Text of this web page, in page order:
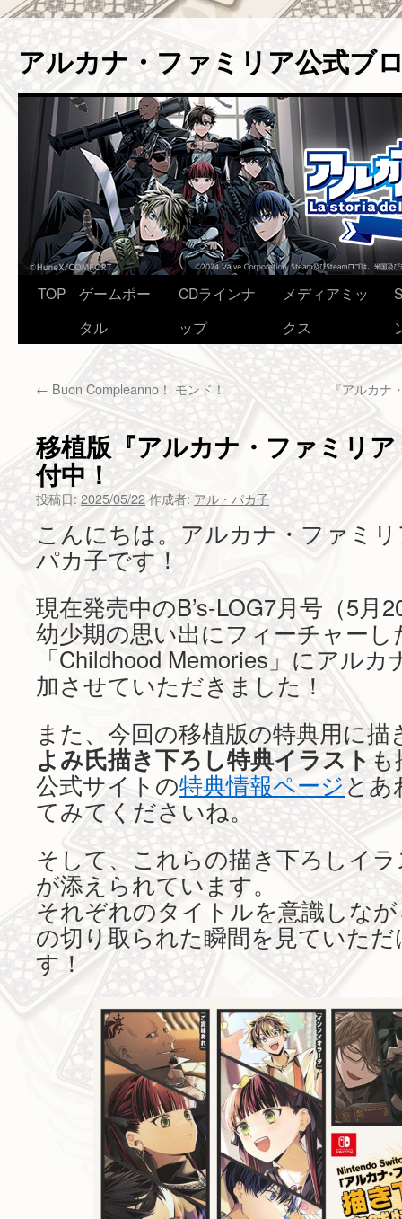
アルカナ・ファミリア公式ブ
コ
ン
ス
ッ
プ
TOP
ゲームポー
タル
CDラインナ
ップ
メディアミッ
クス
← Buon Compleanno！ モンド！ 『アルカ
移植版『アルカナ・ファミリ
付中！
投稿日: 2025/05/22作成者: アル・パカ子
こんにちは。アルカナ・ファミ
パカ子です！
現在発売中のB’s-LOG7月号（5月
幼少期の思い出にフィーチャー
「Childhood Memories」にアル
加させていただきました！
また、今回の移植版の特典用に
よみ氏描き下ろし特典イラスト
公式サイトの特典情報ページと
てみてくださいね。
そして、これらの描き下ろしイ
が添えられています。
それぞれのタイトルを意識しな
の切り取られた瞬間を見ていた
す！